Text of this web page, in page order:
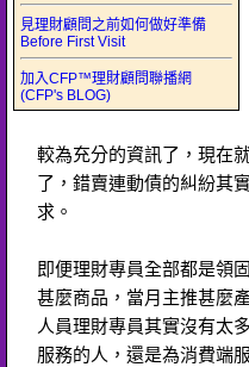
見理財顧問之前如何做好準備
Before First Visit
加入CFP™理財顧問聯播網
(CFP's BLOG)
較為充分的資訊了，現在
了，錯賣連動債的糾紛其
求。
即便理財專員全部都是領
甚麼商品，當月主推甚麼
人員理財專員其實沒有太
服務的人，還是為消費端